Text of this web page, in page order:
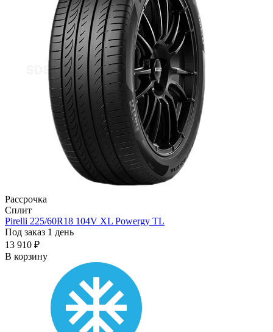
Рассрочка
Сплит
Pirelli 225/60R18 104V XL Powergy TL
Под заказ 1 день
13 910 ₽
В корзину